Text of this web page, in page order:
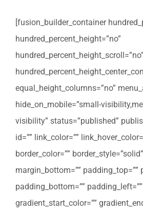
[fusion_builder_container
hundred_percent_height=”no”
hundred_percent_height_scroll=”no”
equal_height_columns=”no”
hide_on_mobile=”small-
visibility” status=”published”
id=”” link_color=””
border_color=””
margin_bottom=”” padding_top=””
padding_bottom=”” padding_left=””
gradient_start_color=””